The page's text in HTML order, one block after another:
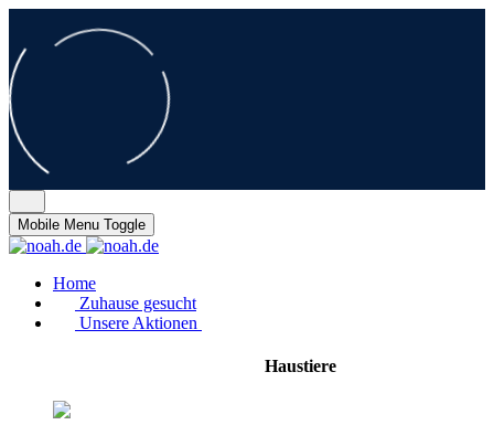
Mobile Menu Toggle
Home
Zuhause gesucht
Unsere Aktionen
Haustiere